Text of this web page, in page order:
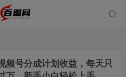
频号分成计划收益，每天只